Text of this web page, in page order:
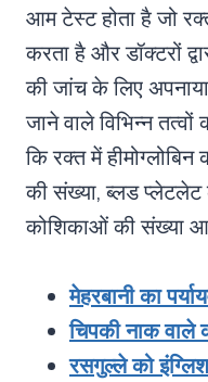
आम टेस्ट होता है जो
करता है और डॉक्टरों
की जांच के लिए
जाने वाले विभिन्न तत्वों
कि रक्त में
की संख्या, ब्लड
कोशिकाओं की संख्या
मेहरबानी का
चिपकी नाक वाले
रसगुल्ले को